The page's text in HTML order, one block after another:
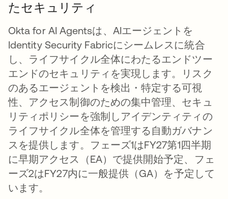
たセキュリティ
Okta for AI Agentsは、AIエージェントを
Identity Security Fabricにシームレスに統合
し、ライフサイクル全体にわたるエンドツー
エンドのセキュリティを実現します。リスク
のあるエージェントを検出・特定する可視
性、アクセス制御のための集中管理、セキュ
リティポリシーを強制しアイデンティティの
ライフサイクル全体を管理する自動ガバナン
スを提供します。フェーズ1はFY27第1四半期
に早期アクセス（EA）で提供開始予定、フェ
ーズ2はFY27内に一般提供（GA）を予定して
います。